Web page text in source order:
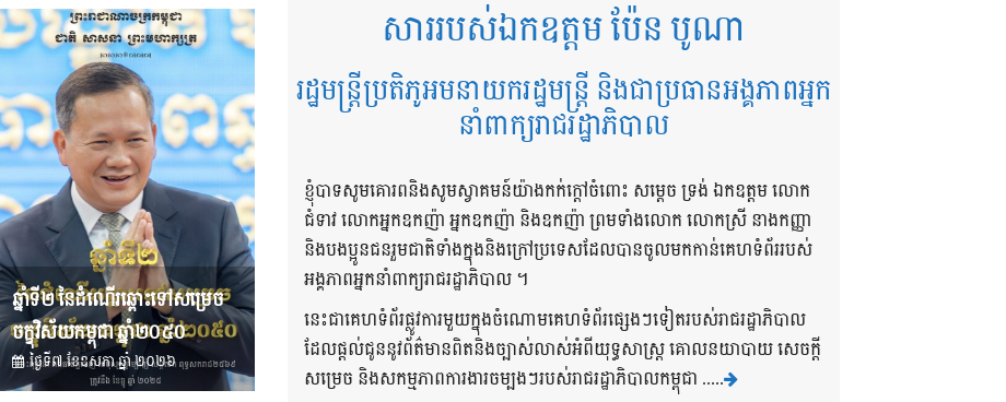
ឆ្នាំទី២ នៃដំណើរឆ្ពោះទៅសម្រេច​
ចក្ខុវិស័យ​កម្ពុជា ឆ្នាំ២០៥០
ថ្ងៃទី៧ ខែ​ឧសភា ឆ្នាំ ២០២៦
សាររបស់ឯកឧត្តម ប៉ែន បូណា
រដ្ឋមន្ត្រីប្រតិភូអមនាយករដ្ឋមន្ត្រី និងជាប្រធានអង្គភាពអ្នក
នាំពាក្យរាជរដ្ឋាភិបាល
ខ្ញុំបាទសូមគោរពនិងសូមស្វាគមន៍យ៉ាងកក់ក្តៅចំពោះ សម្តេច ទ្រង់ ឯកឧត្តម លោក
ជំទាវ លោកអ្នកឧកញ៉ា អ្នកឧកញ៉ា និងឧកញ៉ា ព្រមទាំងលោក លោកស្រី នាងកញ្ញា
និងបងប្អូនជនរួមជាតិទាំងក្នុងនិងក្រៅប្រទេសដែលបានចូលមកកាន់គេហទំព័ររបស់
អង្គភាពអ្នកនាំពាក្យរាជរដ្ឋាភិបាល ។
នេះជាគេហទំព័រផ្លូវការមួយក្នុងចំណោមគេហទំព័រផ្សេងៗទៀតរបស់រាជរដ្ឋាភិបាល
ដែលផ្តល់ជូននូវព័ត៌មានពិតនិងច្បាស់លាស់អំពីយុទ្ធសាស្រ្ត គោលនយាបាយ សេចក្តី
សម្រេច និងសកម្មភាពការងារចម្បងៗរបស់រាជរដ្ឋាភិបាលកម្ពុជា .....